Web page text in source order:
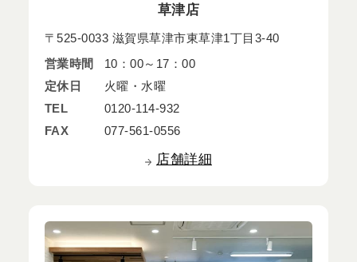
草津店
〒525-0033 滋賀県草津市東草津1丁目3-40
営業時間
10：00～17：00
定休日
火曜・水曜
TEL
0120-114-932
FAX
077-561-0556
店舗詳細